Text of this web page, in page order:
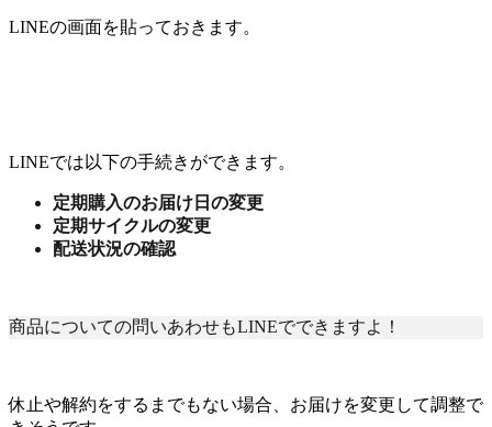
LINEの画面を貼っておきます。
LINEでは以下の手続きができます。
定期購入のお届け日の変更
定期サイクルの変更
配送状況の確認
商品についての問いあわせもLINEでできますよ！
休止や解約をするまでもない場合、お届けを変更して調整で